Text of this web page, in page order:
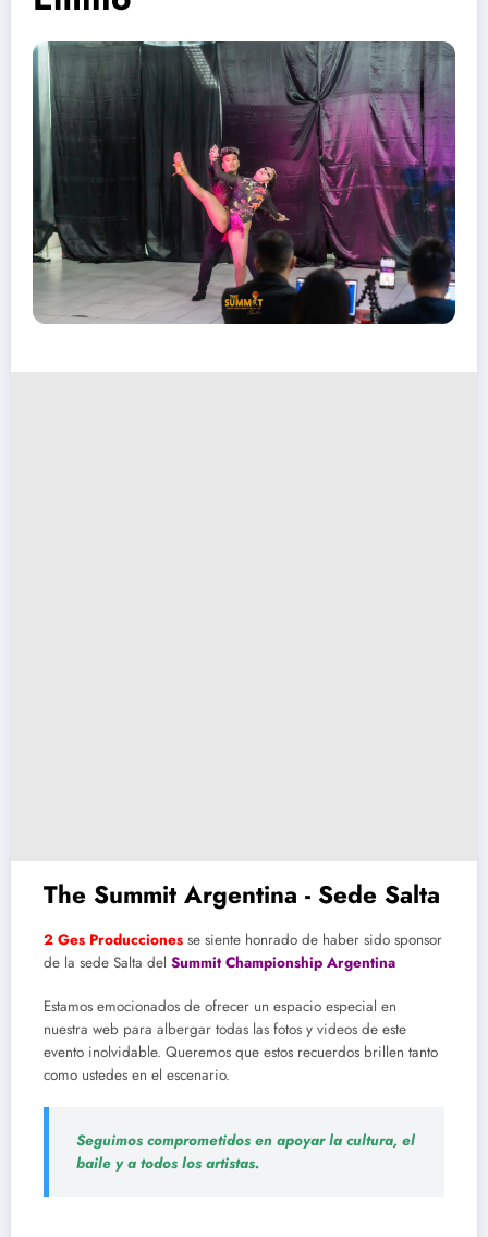
The Summit Argentina - Sede Salta
2 Ges Producciones se siente honrado de haber sido sponsor
de la sede Salta del Summit Championship Argentina
Estamos emocionados de ofrecer un espacio especial en
nuestra web para albergar todas las fotos y videos de este
evento inolvidable. Queremos que estos recuerdos brillen tanto
como ustedes en el escenario.
Seguimos comprometidos en apoyar la cultura, el
baile y a todos los artistas.